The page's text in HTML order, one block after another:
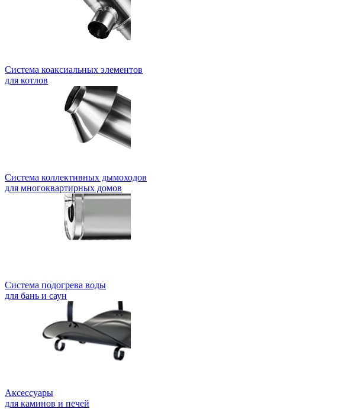
Система коаксиальных элементов
для котлов
Система коллективных дымоходов
для многоквартирных домов
Система подогрева воды
для бань и саун
Аксессуары
для каминов и печей